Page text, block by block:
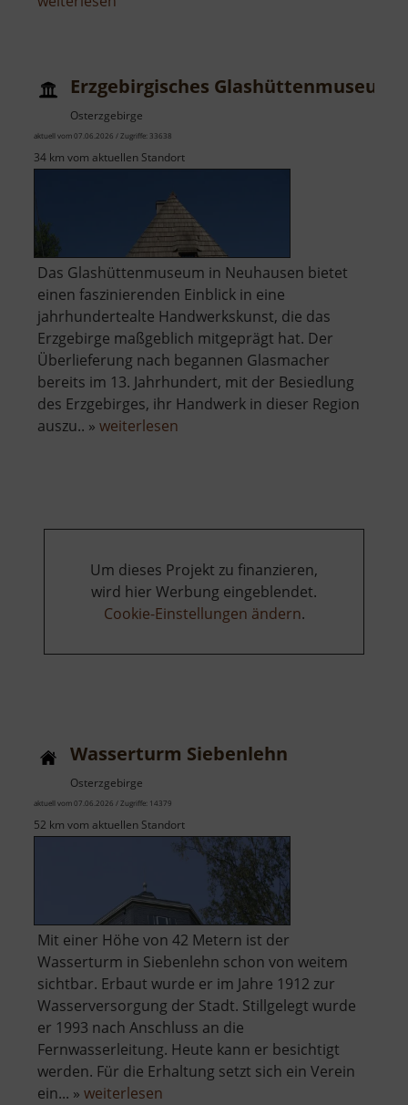
Reicheltberg
Erzgebirgisches Glashüttenmuseum
Osterzgebirge
aktuell vom 07.06.2026 / Zugriffe: 33638
34 km vom aktuellen Standort
Das Glashüttenmuseum in Neuhausen bietet
einen faszinierenden Einblick in eine
jahrhundertealte Handwerkskunst, die das
Erzgebirge maßgeblich mitgeprägt hat. Der
Überlieferung nach begannen Glasmacher
bereits im 13. Jahrhundert, mit der Besiedlung
des Erzgebirges, ihr Handwerk in dieser Region
auszu.. » weiterlesen
Um dieses Projekt zu finanzieren,
wird hier Werbung eingeblendet.
Cookie-Einstellungen ändern.
Wasserturm Siebenlehn
Osterzgebirge
aktuell vom 07.06.2026 / Zugriffe: 14379
52 km vom aktuellen Standort
Mit einer Höhe von 42 Metern ist der
Wasserturm in Siebenlehn schon von weitem
sichtbar. Erbaut wurde er im Jahre 1912 zur
Wasserversorgung der Stadt. Stillgelegt wurde
er 1993 nach Anschluss an die
Fernwasserleitung. Heute kann er besichtigt
werden. Für die Erhaltung setzt sich ein Verein
ein... » weiterlesen